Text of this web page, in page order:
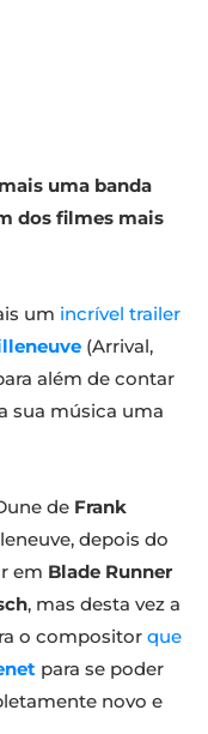
uma banda
dos filmes mais
um incrível trailer
e (Arrival,
além de contar
sua música uma
de Frank
depois do
em Blade Runner
, mas desta vez a
o compositor que
para se poder
novo e